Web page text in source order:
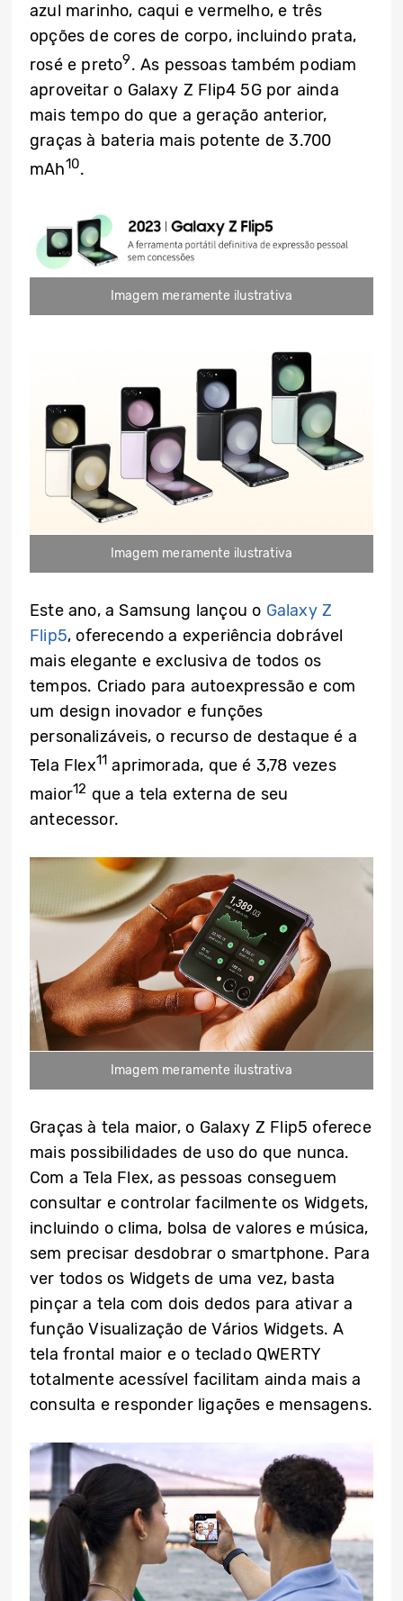
azul marinho, caqui e vermelho, e três
opções de cores de corpo, incluindo prata,
rosé e preto9. As pessoas também podiam
aproveitar o Galaxy Z Flip4 5G por ainda
mais tempo do que a geração anterior,
graças à bateria mais potente de 3.700
mAh10.
Imagem meramente ilustrativa
Imagem meramente ilustrativa
Este ano, a Samsung lançou o Galaxy Z
Flip5, oferecendo a experiência dobrável
mais elegante e exclusiva de todos os
tempos. Criado para autoexpressão e com
um design inovador e funções
personalizáveis, o recurso de destaque é a
Tela Flex11 aprimorada, que é 3,78 vezes
maior12 que a tela externa de seu
antecessor.
Imagem meramente ilustrativa
Graças à tela maior, o Galaxy Z Flip5 oferece
mais possibilidades de uso do que nunca.
Com a Tela Flex, as pessoas conseguem
consultar e controlar facilmente os Widgets,
incluindo o clima, bolsa de valores e música,
sem precisar desdobrar o smartphone. Para
ver todos os Widgets de uma vez, basta
pinçar a tela com dois dedos para ativar a
função Visualização de Vários Widgets. A
tela frontal maior e o teclado QWERTY
totalmente acessível facilitam ainda mais a
consulta e responder ligações e mensagens.